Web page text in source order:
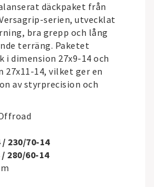
däckpaket från
serien, utvecklat
bra grepp och lång
terräng. Paketet
i dimension 27x9-14 och
27x11-14, vilket ger en
av styrprecision och
230/70-14
280/60-14